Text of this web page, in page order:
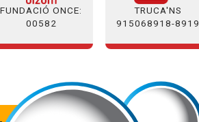
FUNDACIÓ ONCE:
00582
TRUCA'NS
915068918-8919